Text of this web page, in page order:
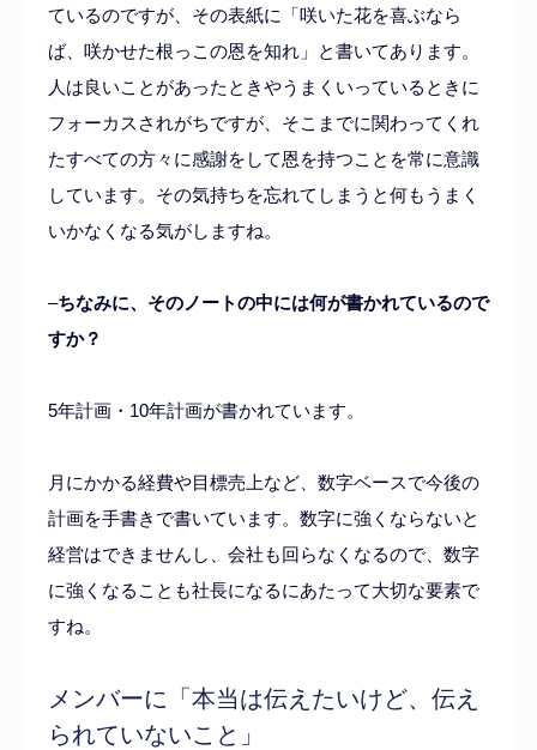
ているのですが、その表紙に「咲いた花を喜ぶなら
ば、咲かせた根っこの恩を知れ」と書いてあります。
人は良いことがあったときやうまくいっているときに
フォーカスされがちですが、そこまでに関わってくれ
たすべての方々に感謝をして恩を持つことを常に意識
しています。その気持ちを忘れてしまうと何もうまく
いかなくなる気がしますね。
–ちなみに、そのノートの中には何が書かれているので
すか？
5年計画・10年計画が書かれています。
月にかかる経費や目標売上など、数字ベースで今後の
計画を手書きで書いています。数字に強くならないと
経営はできませんし、会社も回らなくなるので、数字
に強くなることも社長になるにあたって大切な要素で
すね。
メンバーに「本当は伝えたいけど、伝え
られていないこと」